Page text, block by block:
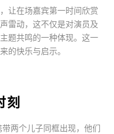
让在场嘉宾第一时间欣赏
雷动，这不仅是对演员及
题共鸣的一种体现。这一
的快乐与启示。
刻
两个儿子同框出现，他们